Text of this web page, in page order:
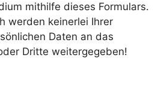
mithilfe dieses Formulars.
werden keinerlei Ihrer
Daten an das
Dritte weitergegeben!